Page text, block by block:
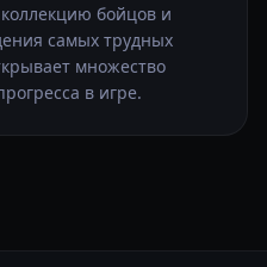
бойцов и
самых трудных
множество
в игре.